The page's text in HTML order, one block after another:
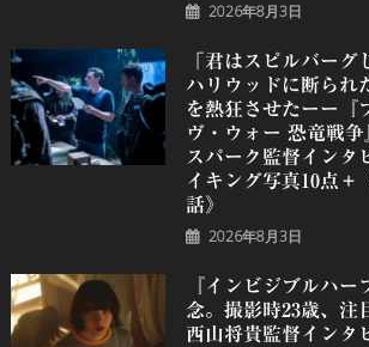
2026年8月3日
「君はスピルバーグ
ハリウッドに断られ
を熱狂させたーー『
ヴ・ウォー 恐⻯戦争
スパーク監督インタ
イキング写真10点＋
話》
2026年8月3日
『インビジブルハー
念。撮影時23歳、注
⻄⼭将貴監督インタ